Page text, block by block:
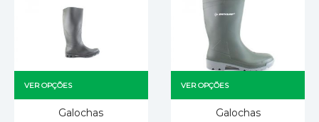
VER OPÇÕES
Galochas
VER OPÇÕES
Galochas